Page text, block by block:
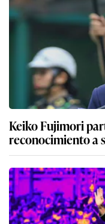
Keiko Fujimori
reconocimiento a